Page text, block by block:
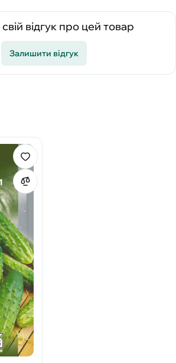
відгук про цей товар
Залишити відгук